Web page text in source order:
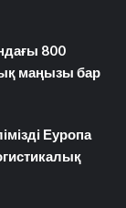
800
маңызы бар
Еуропа